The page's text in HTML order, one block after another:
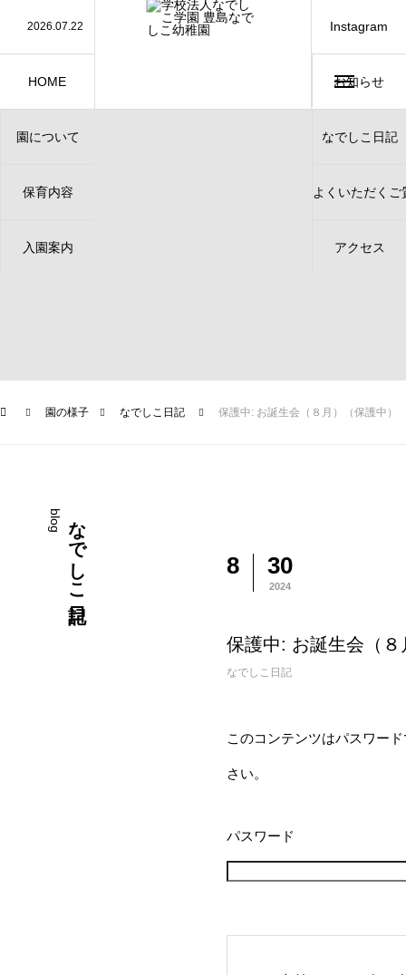
HOME
園について
保育内容
入園案内
お知らせ
なでしこ日記
よくいただくご
アクセス
2026.07.22 保護中: お誕生会（７月）（保護中）
保護中: たなばたのつどい
2026.07.3 保護中: カレーパーティー（保護中）
2026.06.17 ジャガイモほり、行ってきました！（年長）
Instagram
園の様子 なでしこ日記 保護中: お誕生会（８月）（保護中）
なでしこ日記
blog
8 30
2024
保護中: お誕生会（
なでしこ日記
このコンテンツはパスワー
さい。
パスワード